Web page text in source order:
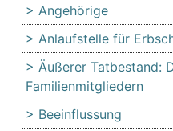
Angehörige
Anlaufstelle für
Äußerer Tatbestand:
Familienmitgliedern
Beeinflussung